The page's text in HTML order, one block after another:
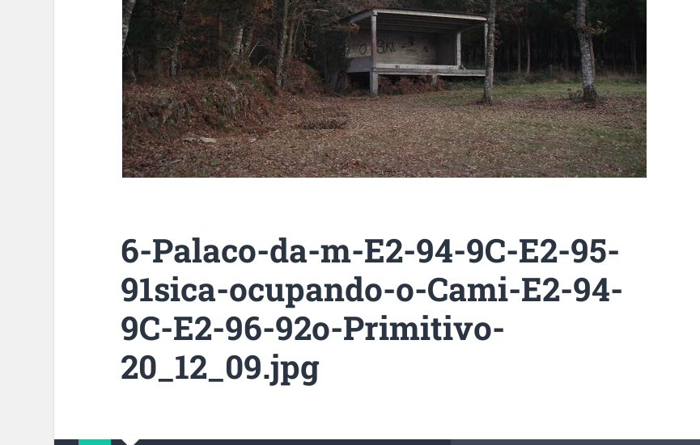
6-Palaco-da-m-E2-94-9C-E2-95-
91sica-ocupando-o-Cami-E2-94-
9C-E2-96-92o-Primitivo-
20_12_09.jpg